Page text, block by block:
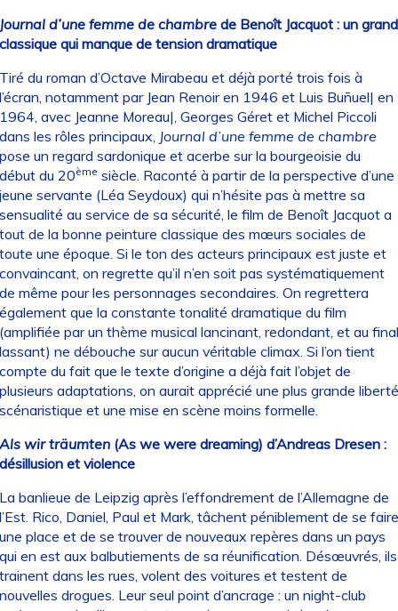
d’une femme de chambre de Benoît Jacquot : un grand
qui manque de tension dramatique
du roman d’Octave Mirabeau et déjà porté trois fois à
notamment par Jean Renoir en 1946 et Luis Buñuel| en
avec Jeanne Moreau|, Georges Géret et Michel Piccoli
les rôles principaux, Journal d’une femme de chambre
un regard sardonique et acerbe sur la bourgeoisie du
du 20ème siècle. Raconté à partir de la perspective d’une
servante (Léa Seydoux) qui n’hésite pas à mettre sa
au service de sa sécurité, le film de Benoît Jacquot a
de la bonne peinture classique des mœurs sociales de
une époque. Si le ton des acteurs principaux est juste et
on regrette qu’il n’en soit pas systématiquement
même pour les personnages secondaires. On regrettera
que la constante tonalité dramatique du film
par un thème musical lancinant, redondant, et au final
ne débouche sur aucun véritable climax. Si l’on tient
du fait que le texte d’origine a déjà fait l’objet de
adaptations, on aurait apprécié une plus grande liberté
et une mise en scène moins formelle.
wir träumten(As we were dreaming) d’Andreas Dresen :
et violence
banlieue de Leipzig après l’effondrement de l’Allemagne de
Rico, Daniel, Paul et Mark, tâchent péniblement de se faire
place et de se trouver de nouveaux repères dans un pays
en est aux balbutiements de sa réunification. Désœuvrés, ils
dans les rues, volent des voitures et testent de
drogues. Leur seul point d’ancrage : un night-club